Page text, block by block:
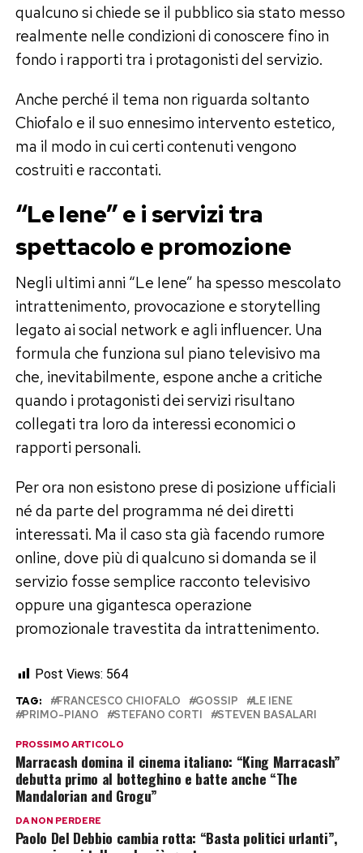
qualcuno si chiede se il pubblico sia stato messo
realmente nelle condizioni di conoscere fino in
fondo i rapporti tra i protagonisti del servizio.
Anche perché il tema non riguarda soltanto
Chiofalo e il suo ennesimo intervento estetico,
ma il modo in cui certi contenuti vengono
costruiti e raccontati.
“Le Iene” e i servizi tra
spettacolo e promozione
Negli ultimi anni “Le Iene” ha spesso mescolato
intrattenimento, provocazione e storytelling
legato ai social network e agli influencer. Una
formula che funziona sul piano televisivo ma
che, inevitabilmente, espone anche a critiche
quando i protagonisti dei servizi risultano
collegati tra loro da interessi economici o
rapporti personali.
Per ora non esistono prese di posizione ufficiali
né da parte del programma né dei diretti
interessati. Ma il caso sta già facendo rumore
online, dove più di qualcuno si domanda se il
servizio fosse semplice racconto televisivo
oppure una gigantesca operazione
promozionale travestita da intrattenimento.
Post Views: 564
TAG: FRANCESCO CHIOFALO GOSSIP
LE IENE
PRIMO-PIANO
STEFANO CORTI STEVEN BASALARI
PROSSIMO ARTICOLO
Marracash domina il cinema italiano: “King Marracash”
debutta primo al botteghino e batte anche “The
Mandalorian and Grogu”
DA NON PERDERE
Paolo Del Debbio cambia rotta: “Basta politici urlanti”,